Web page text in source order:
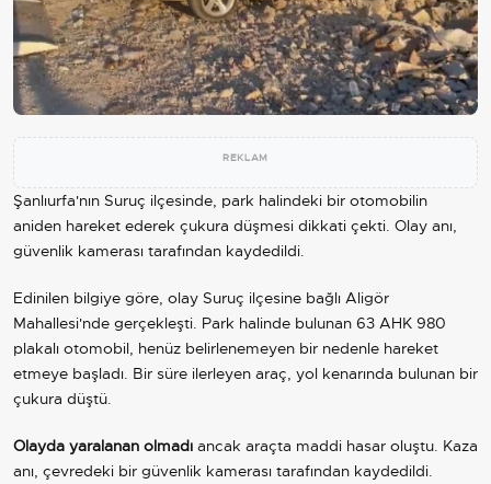
REKLAM
Şanlıurfa'nın Suruç ilçesinde, park halindeki bir otomobilin
aniden hareket ederek çukura düşmesi dikkati çekti. Olay anı,
güvenlik kamerası tarafından kaydedildi.
Edinilen bilgiye göre, olay Suruç ilçesine bağlı Aligör
Mahallesi'nde gerçekleşti. Park halinde bulunan 63 AHK 980
plakalı otomobil, henüz belirlenemeyen bir nedenle hareket
etmeye başladı. Bir süre ilerleyen araç, yol kenarında bulunan bir
çukura düştü.
Olayda yaralanan olmadı ancak araçta maddi hasar oluştu. Kaza
anı, çevredeki bir güvenlik kamerası tarafından kaydedildi.